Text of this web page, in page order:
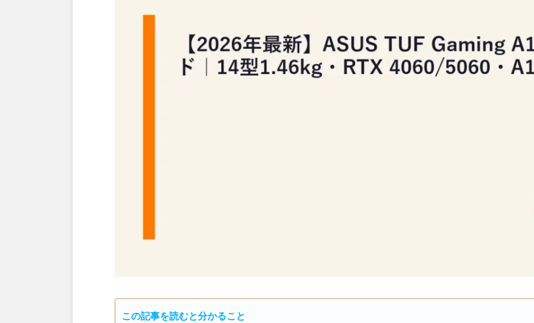
この記事を読むと分かること